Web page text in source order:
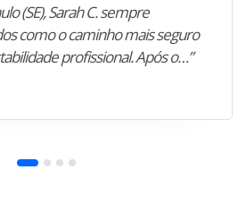
(SE), Sarah C. sempre
como o caminho mais seguro
profissional. Após o…”